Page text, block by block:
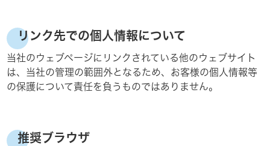
リンク先での個人情報について
当社のウェブページにリンクされている他のウェブサイト
は、当社の管理の範囲外となるため、お客様の個人情報等
の保護について責任を負うものではありません。
推奨ブラウザ